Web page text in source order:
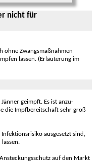
nicht für
ohne Zwangs­maß­nahmen
lassen. (Erläu­te­rung im
geimpft. Es ist anzu­
die Impf­bereit­schaft sehr groß
aus­ge­setzt sind,
auf den Markt